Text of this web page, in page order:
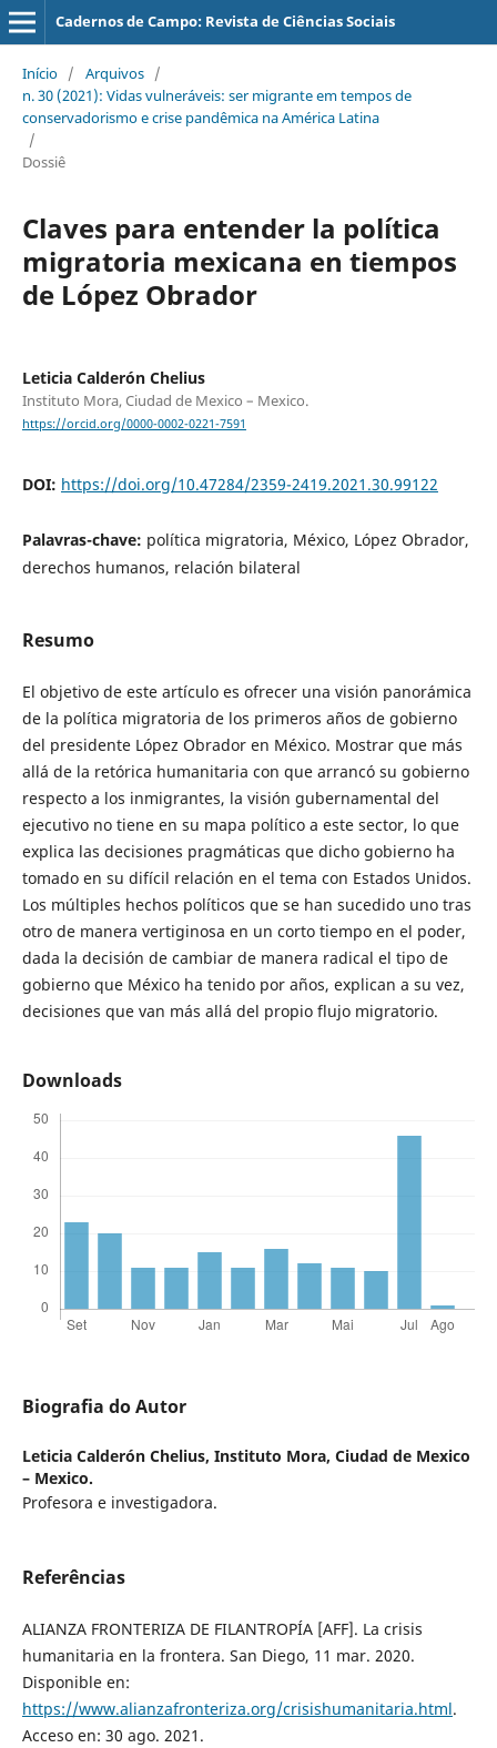
Cadernos de Campo: Revista de Ciências Sociais
Início / Arquivos /
n. 30 (2021): Vidas vulneráveis: ser migrante em tempos de
conservadorismo e crise pandêmica na América Latina
/
Dossiê
Claves para entender la política
migratoria mexicana en tiempos
de López Obrador
Leticia Calderón Chelius
Instituto Mora, Ciudad de Mexico – Mexico.
https://orcid.org/0000-0002-0221-7591
DOI: https://doi.org/10.47284/2359-2419.2021.30.99122
Palavras-chave: política migratoria, México, López Obrador,
derechos humanos, relación bilateral
Resumo
El objetivo de este artículo es ofrecer una visión panorámica
de la política migratoria de los primeros años de gobierno
del presidente López Obrador en México. Mostrar que más
allá de la retórica humanitaria con que arrancó su gobierno
respecto a los inmigrantes, la visión gubernamental del
ejecutivo no tiene en su mapa político a este sector, lo que
explica las decisiones pragmáticas que dicho gobierno ha
tomado en su difícil relación en el tema con Estados Unidos.
Los múltiples hechos políticos que se han sucedido uno tras
otro de manera vertiginosa en un corto tiempo en el poder,
dada la decisión de cambiar de manera radical el tipo de
gobierno que México ha tenido por años, explican a su vez,
decisiones que van más allá del propio flujo migratorio.
Downloads
Biografia do Autor
Leticia Calderón Chelius, Instituto Mora, Ciudad de Mexico
– Mexico.
Profesora e investigadora.
Referências
ALIANZA FRONTERIZA DE FILANTROPÍA [AFF]. La crisis
humanitaria en la frontera. San Diego, 11 mar. 2020.
Disponible en:
https://www.alianzafronteriza.org/crisishumanitaria.html.
Acceso en: 30 ago. 2021.